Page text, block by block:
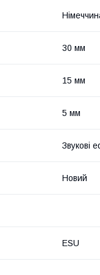
30 мм
15 мм
5 мм
Звукові
Новий
ESU